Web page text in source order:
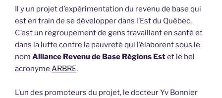
Il y un projet d’expérimentation du revenu de base qui
est en train de se développer dans l’Est du Québec.
C’est un regroupement de gens travaillant en santé et
dans la lutte contre la pauvreté qui l’élaborent sous le
nom Alliance Revenu de Base Régions Estet le bel
acronyme ARBRE.
L’un des promoteurs du projet, le docteur Yv Bonnier